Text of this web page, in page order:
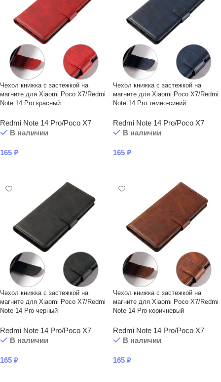
Чехол книжка с застежкой на
магните для Xiaomi Poco X7/Redmi
Note 14 Pro красный
Redmi Note 14 Pro/Poco X7
В наличии
165 ₽
Чехол книжка с застежкой на
магните для Xiaomi Poco X7/Redmi
Note 14 Pro темно-синий
Redmi Note 14 Pro/Poco X7
В наличии
165 ₽
Чехол книжка с застежкой на
магните для Xiaomi Poco X7/Redmi
Note 14 Pro черный
Redmi Note 14 Pro/Poco X7
В наличии
165 ₽
Чехол книжка с застежкой на
магните для Xiaomi Poco X7/Redmi
Note 14 Pro коричневый
Redmi Note 14 Pro/Poco X7
В наличии
165 ₽